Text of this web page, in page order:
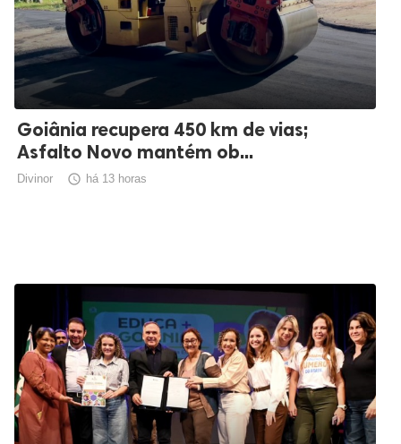
Goiânia recupera 450 km de vias;
Asfalto Novo mantém ob...
Divinor  há 13 horas